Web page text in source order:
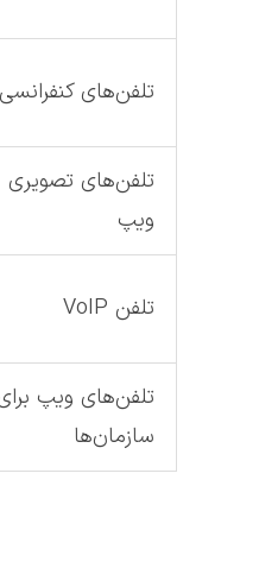
تلفن‌های کنفرانسی
تلفن‌های تصویری
ویپ
تلفن VoIP
تلفن‌های ویپ
سازمان‌ها